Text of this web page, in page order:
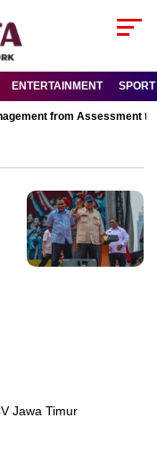
ENTERTAINMENT SPORT
from Assessment
Jawa Timur